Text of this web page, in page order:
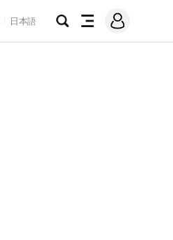
日本語
검
전
메
그